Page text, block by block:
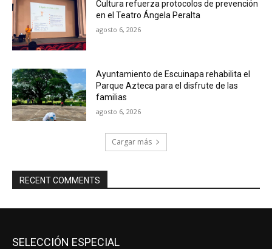
Cultura refuerza protocolos de prevención
en el Teatro Ángela Peralta
agosto 6, 2026
Ayuntamiento de Escuinapa rehabilita el
Parque Azteca para el disfrute de las
familias
agosto 6, 2026
Cargar más
RECENT COMMENTS
SELECCIÓN ESPECIAL